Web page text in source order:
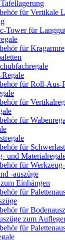
für Vertikale
Tower für
für
für Roll-Aus-
für
für
für
und
für
-auszüge
Einhängen
für
für
zum
für